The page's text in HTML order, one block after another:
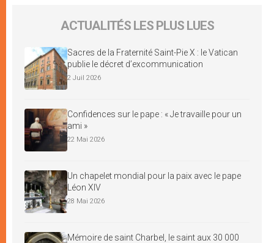
ACTUALITÉS LES PLUS LUES
Sacres de la Fraternité Saint-Pie X : le Vatican
publie le décret d’excommunication
2 Juil 2026
Confidences sur le pape : « Je travaille pour un
ami »
22 Mai 2026
Un chapelet mondial pour la paix avec le pape
Léon XIV
28 Mai 2026
Mémoire de saint Charbel, le saint aux 30 000